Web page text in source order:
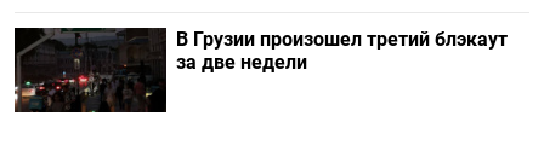
В Грузии произошел третий блэкаут
за две недели